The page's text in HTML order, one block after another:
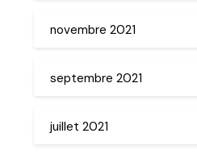
novembre 2021
septembre 2021
juillet 2021